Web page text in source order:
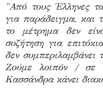
"Από τους Έλληνες
για παράδειγμα, και
το μέτρημα δεν
συζήτηση για
δεν
Ζούμε λοιπόν / σε
Κασσάνδρα κάνει